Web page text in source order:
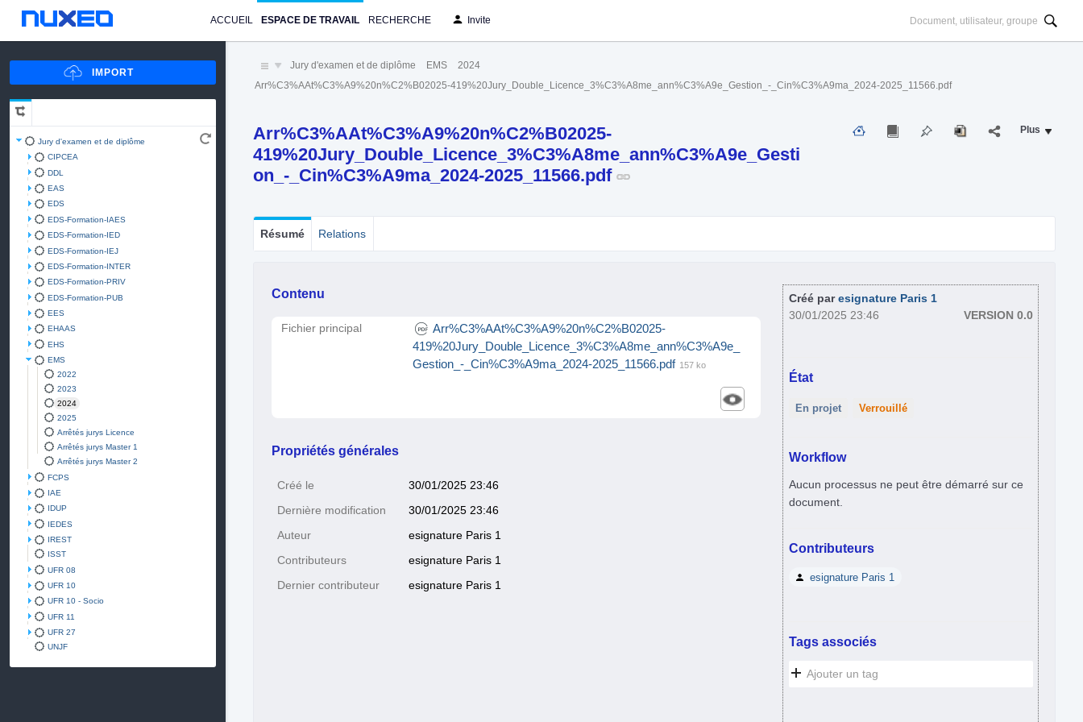
ACCUEIL ESPACE DE TRAVAIL RECHERCHE Invite
Jury d'examen et de diplôme
CIPCEA
DDL
EAS
EDS
EDS-Formation-IAES
EDS-Formation-IED
EDS-Formation-IEJ
EDS-Formation-INTER
EDS-Formation-PRIV
EDS-Formation-PUB
EES
EHAAS
EHS
EMS
2022
2023
2024
2025
Arrêtés jurys Licence
Arrêtés jurys Master 1
Arrêtés jurys Master 2
FCPS
IAE
IDUP
IEDES
IREST
ISST
UFR 08
UFR 10
UFR 10 - Socio
UFR 11
UFR 27
UNJF
Jury d'examen et de diplôme EMS 2024
Arr%C3%AAt%C3%A9%20n%C2%B02025-419%20Jury_Double_Licence_3%C3%A8me_ann%C3%A9e_Gestion_-_Cin%C3%A9ma_2024-2025_11566.pdf
Arr%C3%AAt%C3%A9%20n%C2%B02025-
419%20Jury_Double_Licence_3%C3%A8me_ann%C3%A9e_Gesti
on_-_Cin%C3%A9ma_2024-2025_11566.pdf
Plus
Résumé Relations
Contenu
Fichier principal
Arr%C3%AAt%C3%A9%20n%C2%B02025-
419%20Jury_Double_Licence_3%C3%A8me_ann%C3%A9e_
Gestion_-_Cin%C3%A9ma_2024-2025_11566.pdf 157 ko
Propriétés générales
Créé le 30/01/2025 23:46
Dernière modification 30/01/2025 23:46
Auteur esignature Paris 1
Contributeurs esignature Paris 1
Dernier contributeur esignature Paris 1
Créé paresignature Paris 1
30/01/2025 23:46
VERSION 0.0
État
En projet Verrouillé
Workflow
Aucun processus ne peut être démarré sur ce
document.
Contributeurs
esignature Paris 1
Tags associés